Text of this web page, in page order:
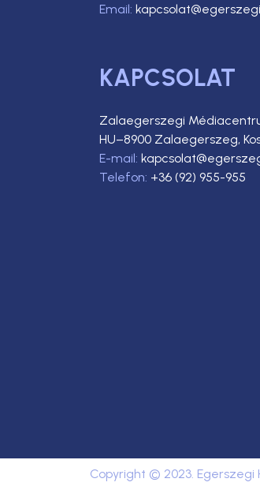
Email:
KAPCSOLAT
Zalaegerszegi
HU–8900 Zalaegerszeg,
E-mail:
Telefon: +36 (92) 955-955
Copyright © 2023. Egerszegi